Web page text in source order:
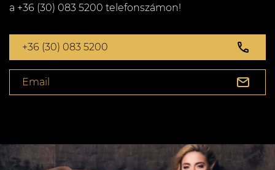
a +36 (30) 083 5200 telefonszámon!
+36 (30) 083 5200
Email